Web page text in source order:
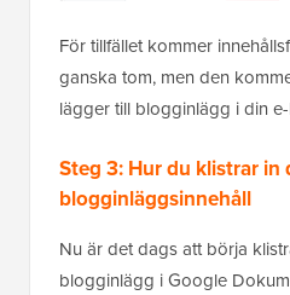
För tillfället kommer
ganska tom, men den
lägger till blogginlägg i din
Steg 3: Hur du klistrar in
blogginläggsinnehåll
Nu är det dags att börja
blogginlägg i Google